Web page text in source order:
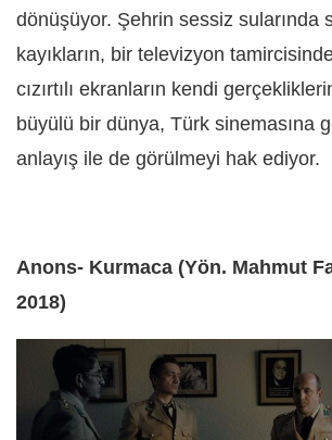
dönüşüyor. Şehrin sessiz sularında
kayıkların, bir televizyon
cızırtılı ekranların kendi
büyülü bir dünya, Türk sinemasına
anlayış ile de görülmeyi hak ediyor.
Anons- Kurmaca (Yön. Mahmut
2018)